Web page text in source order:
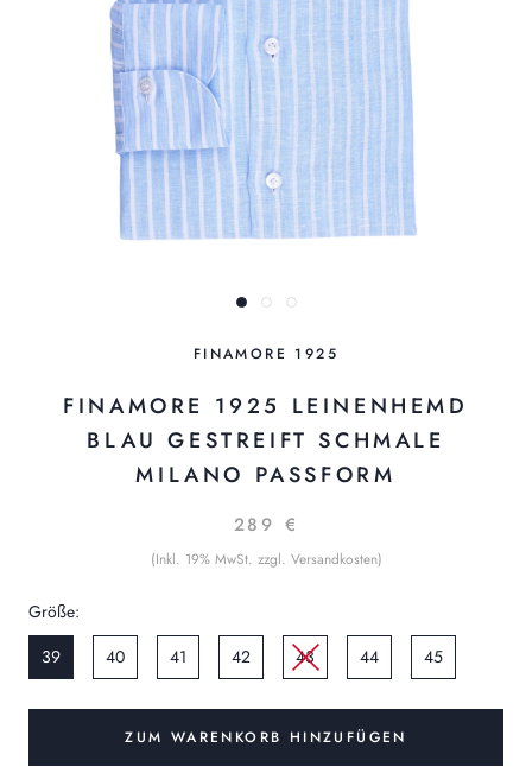
FINAMORE 1925
FINAMORE 1925 LEINENHEMD
BLAU GESTREIFT SCHMALE
MILANO PASSFORM
289 €
(Inkl. 19% MwSt. zzgl. Versandkosten)
Größe:
39
40 41 42 43 44 45
ZUM WARENKORB HINZUFÜGEN